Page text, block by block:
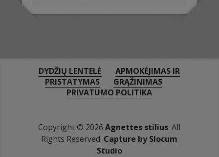
DYDŽIŲ LENTELĖ
APMOKĖJIMAS IR
PRISTATYMAS
GRĄŽINIMAS
PRIVATUMO POLITIKA
Copyright © 2026Agnettes stilius. All
Rights Reserved. Capture by Slocum
Studio